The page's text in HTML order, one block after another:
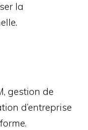
la
gestion de
d’entreprise